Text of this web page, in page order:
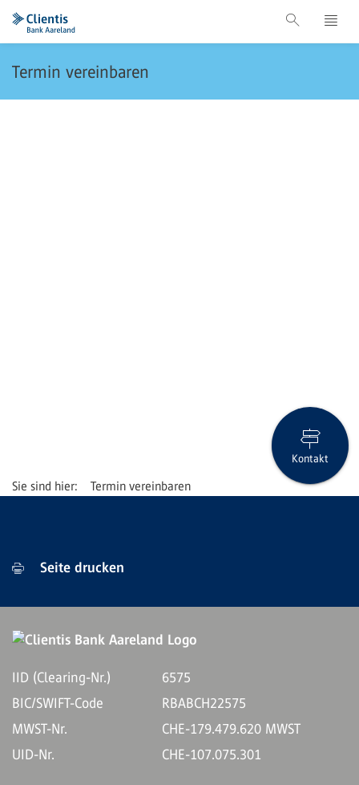
Termin vereinbaren
Termin vereinbaren
Kontakt
Seite drucken
IID (Clearing-Nr.)
6575
BIC/SWIFT-Code
RBABCH22575
MWST-Nr.
CHE-179.479.620 MWST
UID-Nr.
CHE-107.075.301